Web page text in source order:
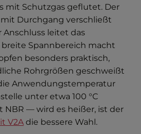
mit Schutzgas geflutet. Der
Durchgang verschließt
Anschluss leitet das
breite Spannbereich macht
besonders praktisch,
Rohrgrößen geschweißt
Anwendungstemperatur
unter etwa 100 °C
NBR — wird es heißer, ist der
V2A die bessere Wahl.